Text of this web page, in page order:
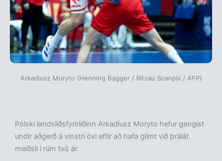
Arkadiusz Moryto (Henning Bagger / Ritzau Scanpix / AFP)
Pólski landsliðsfyrirliðinn Arkadiusz Moryto hefur gengist
undir aðgerð á vinstri öxl eftir að hafa glímt við þrálát
meiðsli í rúm tvö ár.